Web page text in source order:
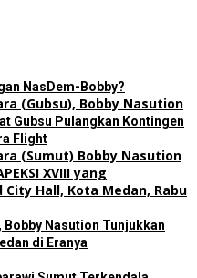
NasDem-Bobby?
Gubsu Pulangkan Kontingen
Flight
Bobby Nasution Tunjukkan
di Eranya